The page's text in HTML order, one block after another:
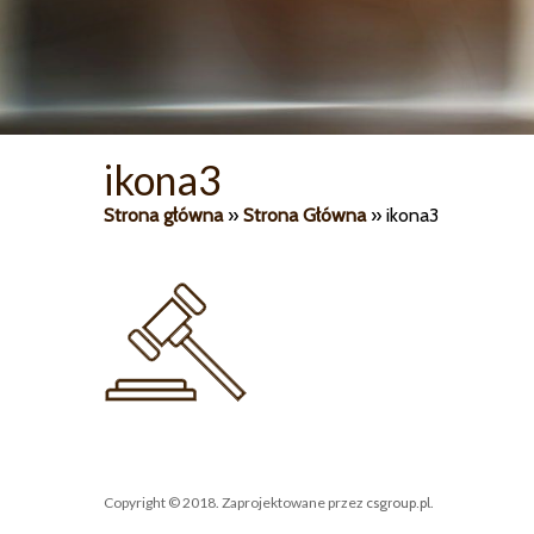
ikona3
Strona główna» Strona Główna» ikona3
Copyright © 2018. Zaprojektowane przez csgroup.pl.